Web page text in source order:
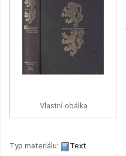
Vlastní obálka
Typ materiálu:
Text